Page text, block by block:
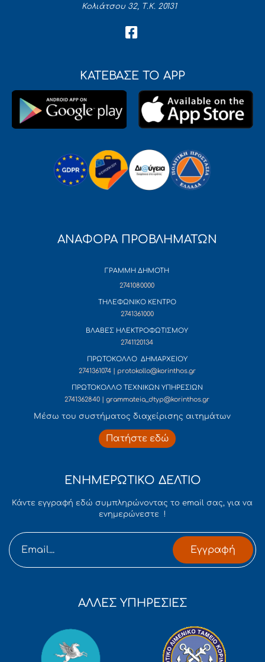
Κολιάτσου 32, Τ.Κ. 20131
ΚΑΤΕΒΑΣΕ ΤΟ APP
ΑΝΑΦΟΡΑ ΠΡΟΒΛΗΜΑΤΩΝ
ΓΡΑΜΜΗ ΔΗΜΟΤΗ
2741080000
ΤΗΛΕΦΩΝΙΚΟ ΚΕΝΤΡΟ
2741361000
ΒΛΑΒΕΣ ΗΛΕΚΤΡΟΦΩΤΙΣΜΟΥ
2741120134
ΠΡΩΤΟΚΟΛΛΟ ΔΗΜΑΡΧΕΙΟΥ
2741361074 | protokollo@korinthos.gr
ΠΡΩΤΟΚΟΛΛΟ ΤΕΧΝΙΚΩΝ ΥΠΗΡΕΣΙΩΝ
2741362840 | grammateia_dtyp@korinthos.gr
Mέσω του συστήματος διαχείρισης αιτημάτων
Πατήστε εδώ
ΕΝΗΜΕΡΩΤΙΚΟ ΔΕΛΤΙΟ
Κάντε εγγραφή εδώ συμπληρώνοντας το email σας, για να
ενημερώνεστε !
Εγγραφή
ΑΛΛΕΣ ΥΠΗΡΕΣΙΕΣ